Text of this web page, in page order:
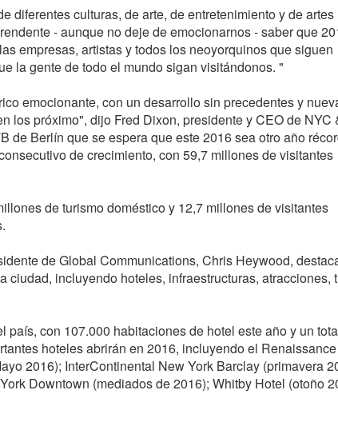
diferentes culturas, de arte, de entretenimiento y de artes
- aunque no deje de emocionarnos - saber que
empresas, artistas y todos los neoyorquinos que siguen
la gente de todo el mundo sigan visitándonos. "
emocionante, con un desarrollo sin precedentes y
los próximo", dijo Fred Dixon, presidente y CEO de NYC
de Berlín que se espera que este 2016 sea otro año
de crecimiento, con 59,7 millones de visitantes
de turismo doméstico y 12,7 millones de visitantes
de Global Communications, Chris Heywood,
incluyendo hoteles, infraestructuras, atracciones,
con 107.000 habitaciones de hotel este año y un
hoteles abrirán en 2016, incluyendo el
2016); InterContinental New York Barclay (primavera
Downtown (mediados de 2016); Whitby Hotel (otoño